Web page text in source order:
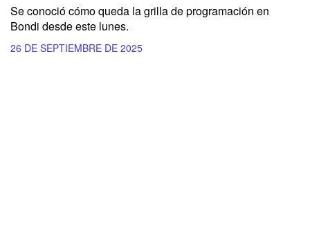
Se conoció cómo queda la grilla de programación en
Bondi desde este lunes.
26 DE SEPTIEMBRE DE 2025